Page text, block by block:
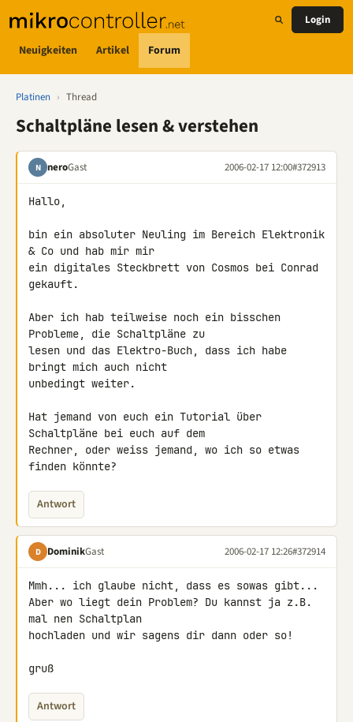
Neuigkeiten Artikel Forum
Login
Platinen › Thread
Schaltpläne lesen & verstehen
N neroGast 2006-02-17 12:00#372913
Hallo,
bin ein absoluter Neuling im Bereich Elektronik
& Co und hab mir mir
ein digitales Steckbrett von Cosmos bei Conrad
gekauft.
Aber ich hab teilweise noch ein bisschen
Probleme, die Schaltpläne zu
lesen und das Elektro-Buch, dass ich habe
bringt mich auch nicht
unbedingt weiter.
Hat jemand von euch ein Tutorial über
Schaltpläne bei euch auf dem
Rechner, oder weiss jemand, wo ich so etwas
finden könnte?
Antwort
D DominikGast 2006-02-17 12:26#372914
Mmh... ich glaube nicht, dass es sowas gibt...
Aber wo liegt dein Problem? Du kannst ja z.B.
mal nen Schaltplan
hochladen und wir sagens dir dann oder so!
gruß
Antwort